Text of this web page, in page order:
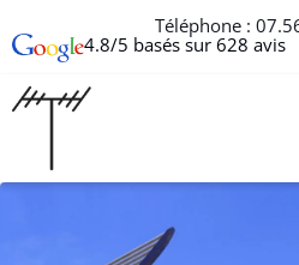
Téléphone :
4.8/5 basés sur 628 avis